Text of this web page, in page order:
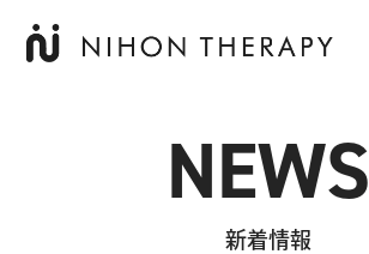
新着情報
NEWS